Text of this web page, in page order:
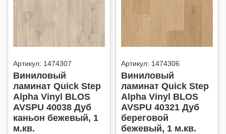
Артикул: 1474307
Виниловый
ламинат Quick Step
Alpha Vinyl BLOS
AVSPU 40038 Дуб
каньон бежевый, 1
м.кв.
Артикул: 1474306
Виниловый
ламинат Quick Step
Alpha Vinyl BLOS
AVSPU 40321 Дуб
береговой
бежевый, 1 м.кв.